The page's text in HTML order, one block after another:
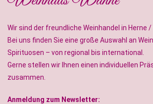
Wir sind der freundliche Weinhandel in Herne /
Bei uns finden Sie eine große Auswahl an
Spirituosen – von regional bis international.
Gerne stellen wir Ihnen einen individuellen
zusammen.
Anmeldung zum Newsletter: